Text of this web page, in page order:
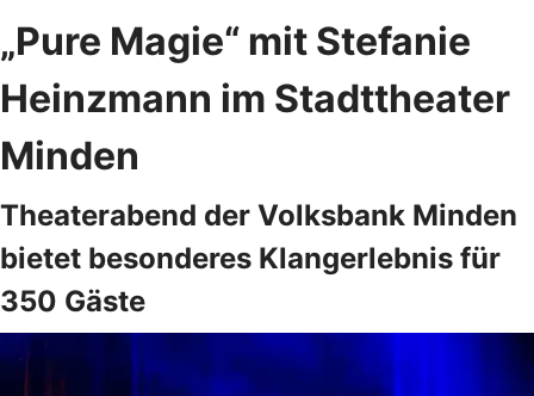
„Pure Magie“ mit Stefanie
Heinzmann im Stadttheater
Minden
Theaterabend der Volksbank Minden
bietet besonderes Klangerlebnis für
350 Gäste